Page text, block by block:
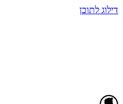
דילוג לתוכן